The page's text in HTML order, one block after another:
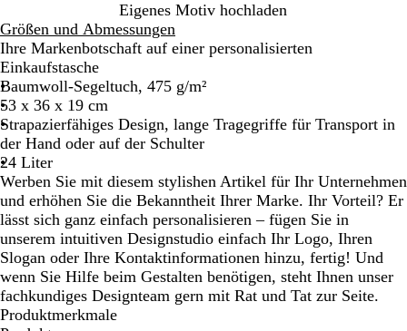
a
r
i
n
e
b
l
a
u
/
N
a
t
u
r
w
Eigenes Motiv hochladen
Größen und Abmessungen
Ihre Markenbotschaft auf einer personalisierten
Einkaufstasche
Baumwoll-Segeltuch, 475 g/m²
53 x 36 x 19 cm
Strapazierfähiges Design, lange Tragegriffe für Transport in
der Hand oder auf der Schulter
24 Liter
Werben Sie mit diesem stylishen Artikel für Ihr Unternehmen
und erhöhen Sie die Bekanntheit Ihrer Marke. Ihr Vorteil? Er
lässt sich ganz einfach personalisieren – fügen Sie in
unserem intuitiven Designstudio einfach Ihr Logo, Ihren
Slogan oder Ihre Kontaktinformationen hinzu, fertig! Und
wenn Sie Hilfe beim Gestalten benötigen, steht Ihnen unser
fachkundiges Designteam gern mit Rat und Tat zur Seite.
Produktmerkmale